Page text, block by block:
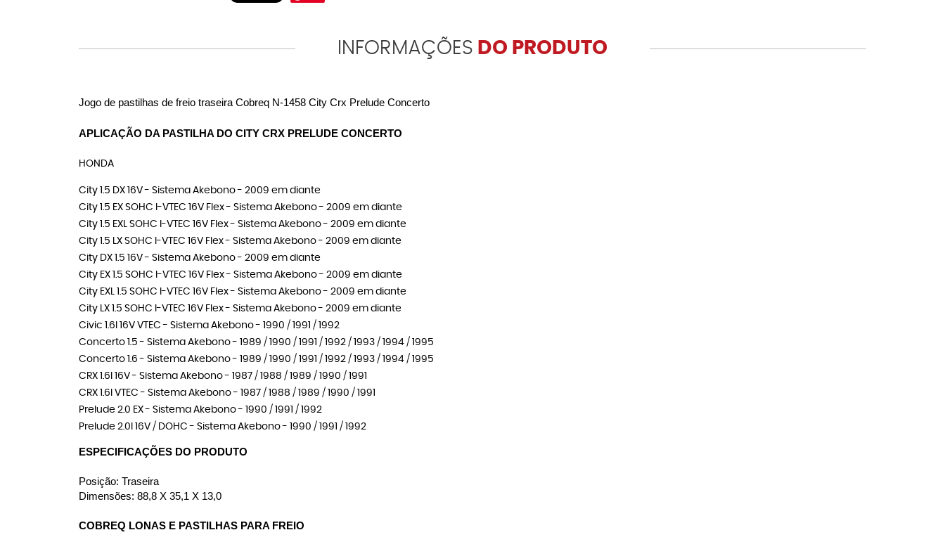
INFORMAÇÕES DO PRODUTO
Jogo de pastilhas de freio traseira Cobreq N-1458 City Crx Prelude Concerto
APLICAÇÃO DA PASTILHA DO CITY CRX PRELUDE CONCERTO
HONDA
City 1.5 DX 16V - Sistema Akebono - 2009 em diante
City 1.5 EX SOHC I-VTEC 16V Flex - Sistema Akebono - 2009 em diante
City 1.5 EXL SOHC I-VTEC 16V Flex - Sistema Akebono - 2009 em diante
City 1.5 LX SOHC I-VTEC 16V Flex - Sistema Akebono - 2009 em diante
City DX 1.5 16V - Sistema Akebono - 2009 em diante
City EX 1.5 SOHC I-VTEC 16V Flex - Sistema Akebono - 2009 em diante
City EXL 1.5 SOHC I-VTEC 16V Flex - Sistema Akebono - 2009 em diante
City LX 1.5 SOHC I-VTEC 16V Flex - Sistema Akebono - 2009 em diante
Civic 1.6I 16V VTEC - Sistema Akebono - 1990 / 1991 / 1992
Concerto 1.5 - Sistema Akebono - 1989 / 1990 / 1991 / 1992 / 1993 / 1994 / 1995
Concerto 1.6 - Sistema Akebono - 1989 / 1990 / 1991 / 1992 / 1993 / 1994 / 1995
CRX 1.6I 16V - Sistema Akebono - 1987 / 1988 / 1989 / 1990 / 1991
CRX 1.6I VTEC - Sistema Akebono - 1987 / 1988 / 1989 / 1990 / 1991
Prelude 2.0 EX - Sistema Akebono - 1990 / 1991 / 1992
Prelude 2.0I 16V / DOHC - Sistema Akebono - 1990 / 1991 / 1992
ESPECIFICAÇÕES DO PRODUTO
Posição: Traseira
Dimensões: 88,8 X 35,1 X 13,0
COBREQ LONAS E PASTILHAS PARA FREIO